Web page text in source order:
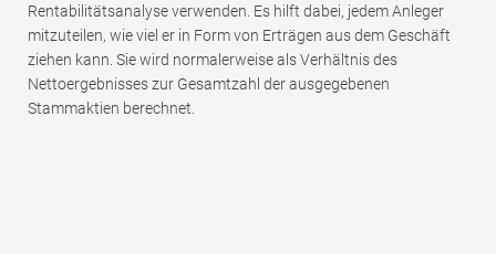
Rentabilitätsanalyse verwenden. Es hilft dabei, jedem Anleger
mitzuteilen, wie viel er in Form von Erträgen aus dem Geschäft
ziehen kann. Sie wird normalerweise als Verhältnis des
Nettoergebnisses zur Gesamtzahl der ausgegebenen
Stammaktien berechnet.